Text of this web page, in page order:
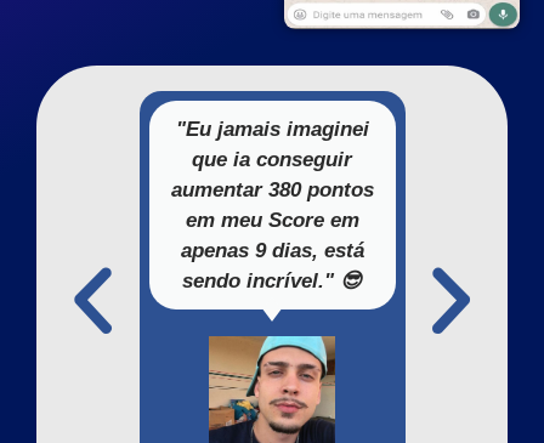
"Eu jamais imaginei
que ia conseguir
aumentar 380 pontos
em meu Score em
apenas 9 dias, está
sendo incrível." 😎
"Acabei